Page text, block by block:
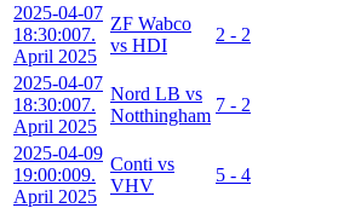
2025-04-07
18:30:007.
April 2025
ZF Wabco
vs HDI
2 - 2
2025-04-07
18:30:007.
April 2025
Nord LB vs
Notthingham
7 - 2
2025-04-09
19:00:009.
April 2025
Conti vs
VHV
5 - 4